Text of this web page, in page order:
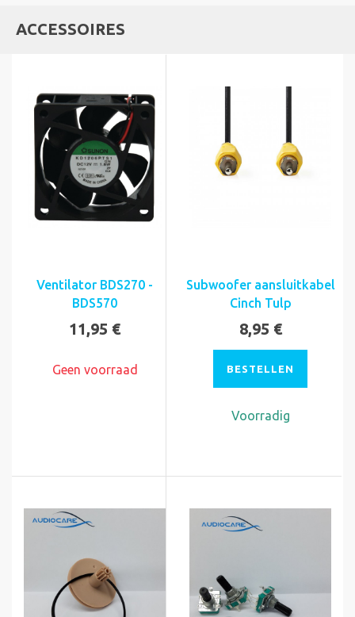
ACCESSOIRES
Ventilator BDS270 -
BDS570
11,95 €
Geen voorraad
Subwoofer aansluitkabel
Cinch Tulp
8,95 €
BESTELLEN
Voorradig